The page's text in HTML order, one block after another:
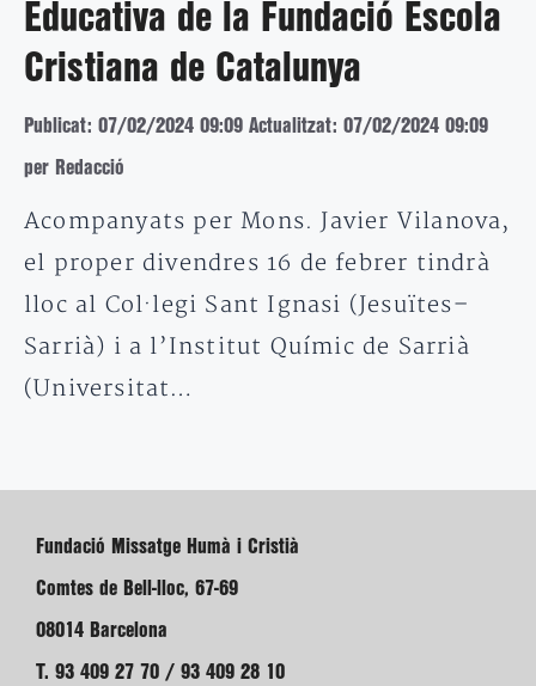
Educativa de la Fundació Escola
Cristiana de Catalunya
Publicat: 07/02/2024 09:09 Actualitzat: 07/02/2024 09:09
per Redacció
Acompanyats per Mons. Javier Vilanova,
el proper divendres 16 de febrer tindrà
lloc al Col·legi Sant Ignasi (Jesuïtes–
Sarrià) i a l’Institut Químic de Sarrià
(Universitat…
Fundació Missatge Humà i Cristià
Comtes de Bell-lloc, 67-69
08014 Barcelona
T. 93 409 27 70 / 93 409 28 10